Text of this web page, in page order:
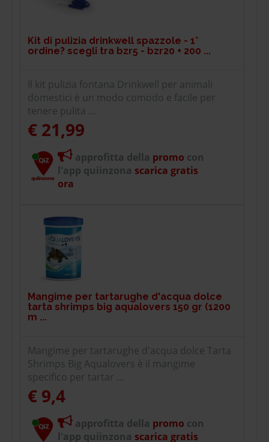
Kit di pulizia drinkwell spazzole - 1°
ordine? scegli tra bzr5 - bzr20 + 200 ...
Il kit pulizia fontana Drinkwell per animali
domestici è un modo comodo e facile per
tenere pulita ...
€ 21,99
approfitta della promo con
l'app quiinzona scarica gratis
ora
Mangime per tartarughe d'acqua dolce
tarta shrimps big aqualovers 150 gr (1200
m ...
Mangime per tartarughe d'acqua dolce Tarta
Shrimps Big Aqualovers è il mangime
specifico per tartar ...
€ 9,4
approfitta della promo con
l'app quiinzona scarica gratis